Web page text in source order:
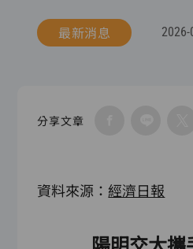
最新消息 2026-
分享文章
資料來源：經濟日報